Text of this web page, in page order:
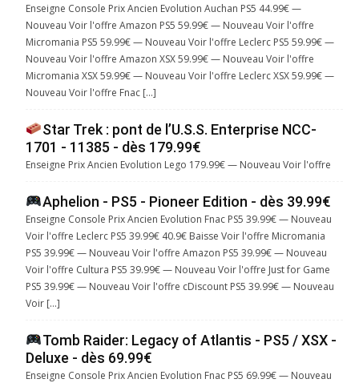
Enseigne Console Prix Ancien Evolution Auchan PS5 44.99€ —
Nouveau Voir l'offre Amazon PS5 59.99€ — Nouveau Voir l'offre
Micromania PS5 59.99€ — Nouveau Voir l'offre Leclerc PS5 59.99€ —
Nouveau Voir l'offre Amazon XSX 59.99€ — Nouveau Voir l'offre
Micromania XSX 59.99€ — Nouveau Voir l'offre Leclerc XSX 59.99€ —
Nouveau Voir l'offre Fnac […]
Star Trek : pont de l’U.S.S. Enterprise NCC-
1701 - 11385 - dès 179.99€
Enseigne Prix Ancien Evolution Lego 179.99€ — Nouveau Voir l'offre
Aphelion - PS5 - Pioneer Edition - dès 39.99€
Enseigne Console Prix Ancien Evolution Fnac PS5 39.99€ — Nouveau
Voir l'offre Leclerc PS5 39.99€ 40.9€ Baisse Voir l'offre Micromania
PS5 39.99€ — Nouveau Voir l'offre Amazon PS5 39.99€ — Nouveau
Voir l'offre Cultura PS5 39.99€ — Nouveau Voir l'offre Just for Game
PS5 39.99€ — Nouveau Voir l'offre cDiscount PS5 39.99€ — Nouveau
Voir […]
Tomb Raider: Legacy of Atlantis - PS5 / XSX -
Deluxe - dès 69.99€
Enseigne Console Prix Ancien Evolution Fnac PS5 69.99€ — Nouveau